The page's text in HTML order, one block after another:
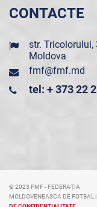
CONTACTE
str. Tricolorului,
Moldova
fmf@fmf.md
tel: + 373 22
© 2023 FMF - FEDERAȚIA
MOLDOVENEASCA DE FOTBAL |